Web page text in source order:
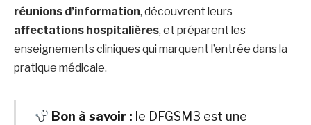
réunions d’information, découvrent leurs
affectations hospitalières, et préparent les
enseignements cliniques qui marquent l’entrée dans la
pratique médicale.
Bon à savoir : le DFGSM3 est une